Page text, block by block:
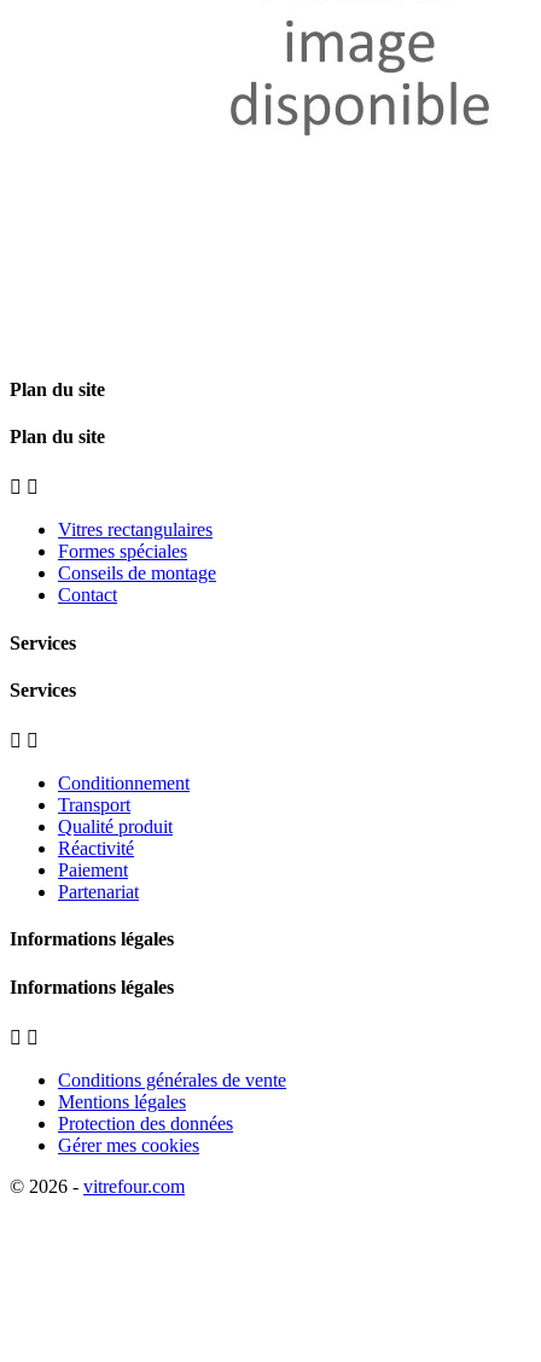
Plan du site
Plan du site
 
Vitres rectangulaires
Formes spéciales
Conseils de montage
Contact
Services
Services
 
Conditionnement
Transport
Qualité produit
Réactivité
Paiement
Partenariat
Informations légales
Informations légales
 
Conditions générales de vente
Mentions légales
Protection des données
Gérer mes cookies
© 2026 - vitrefour.com